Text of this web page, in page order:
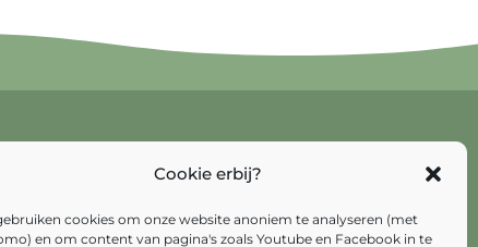
Cookie erbij?
cookies om onze website anoniem te analyseren (met
en om content van pagina's zoals Youtube en Facebook in te